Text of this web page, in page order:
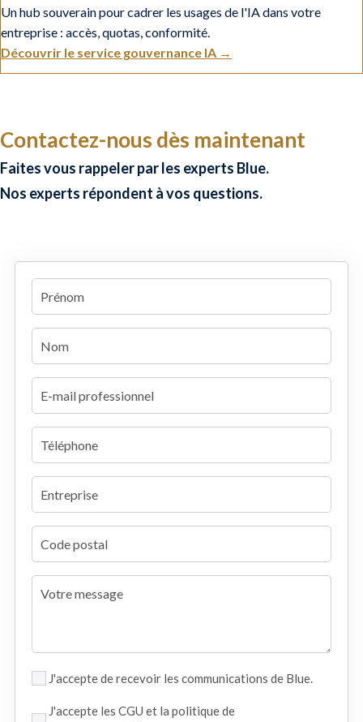
Un hub souverain pour cadrer les usages de l'IA dans votre
entreprise : accès, quotas, conformité.
Découvrir le service gouvernance IA →
Contactez-nous dès maintenant
Faites vous rappeler par les experts Blue.
Nos experts répondent à vos questions.
J'accepte de recevoir les communications de Blue.
J'accepte les CGU et la politique de